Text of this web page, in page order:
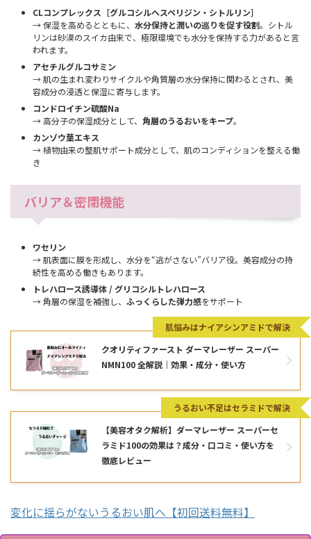
CLコンプレックス［グルコシルヘスペリジン・シトルリン］
→ 保湿を高めるとともに、 水分保持と潤いの巡りを促す役割。シトル
リンは砂漠のスイカ由来で、極限環境でも水分を保持する力があると言
われます。
アセチルグルコサミン
→ 肌の生まれ変わりサイクルや角質層の水分保持に関わるとされ、美
容成分の浸透と保湿に寄与します。
コンドロイチン硫酸Na
→ 高分子の保湿成分として、 角層のうるおいをキープ。
カンゾウ葉エキス
→ 植物由来の整肌サポート成分として、肌のコンディションを整える働
き
バリア＆密閉機能
ワセリン
→ 肌表面に膜を形成し、水分を“逃がさない”バリア役。美容成分の持
続性を高める働きもあります。
トレハロース誘導体 / グリコシルトレハロース
→ 角層の保湿を補強し、 ふっくらした弾力感をサポート
クオリティファースト ダーマレーザー スーパー
NMN100 全解説｜効果・成分・使い方
肌悩みはナイアシンアミドで解決
【美容オタク解析】ダーマレーザー スーパーセ
ラミド100の効果は？成分・口コミ・使い方を
徹底レビュー
うるおい不足はセラミドで解決
変化に揺らがないうるおい肌へ【初回送料無料】